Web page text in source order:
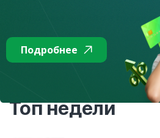
Подробнее читайте в
Топ недели
Подробнее